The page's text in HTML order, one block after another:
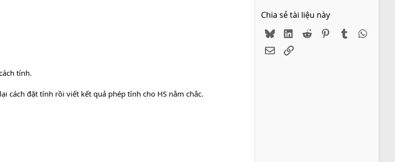
tính.
cách đặt tính rồi viết kết quả phép tính cho HS nắm chắc.
Chia sẻ tài liệu này
BlueskyLinkedIn
Reddit PinterestTumblr
EmailLink